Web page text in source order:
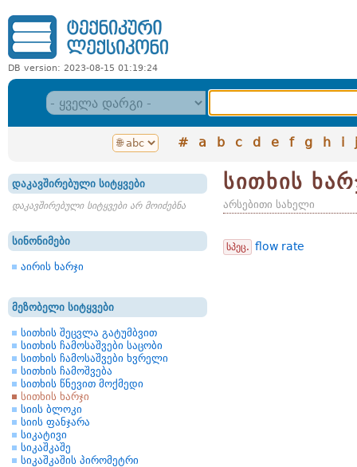
DB version: 2023-08-15 01:19:24
# a b c d e f g h i j
დაკავშირებული სიტყვები
დაკავშირებული სიტყვები არ მოიძებნა
სინონიმები
აირის ხარჯი
მეზობელი სიტყვები
სითხის შეცვლა გატუმბვით
სითხის ჩამოსაშვები საცობი
სითხის ჩამოსაშვები ხვრელი
სითხის ჩამოშვება
სითხის წნევით მოქმედი
სითხის ხარჯი
სიის ბლოკი
სიის ფანჯარა
სიკატივი
სიკაშკაშე
სიკაშკაშის პირომეტრი
სითხის
არსებითი სახელი
სპეც. flow rate